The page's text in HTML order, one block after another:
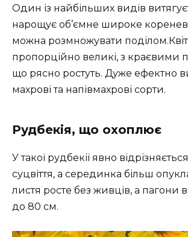
Один із найбільших видів
нарощує об’ємне широке
можна розмножувати
пропорційно великі, з краєвими
що рясно ростуть. Дуже ефектно
махрові та напівмахрові сорти.
Рудбекія, що охоплює
У такої рудбекії явно
суцвіття, а серединка більш
листя росте без живців, а пагони
до 80 см.